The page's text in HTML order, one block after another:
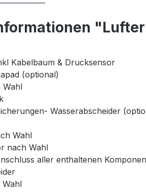
Kabelbaum & Drucksensor
(optional)
Wahl
Wasserabscheider
Wahl
nach Wahl
aller enthaltenen